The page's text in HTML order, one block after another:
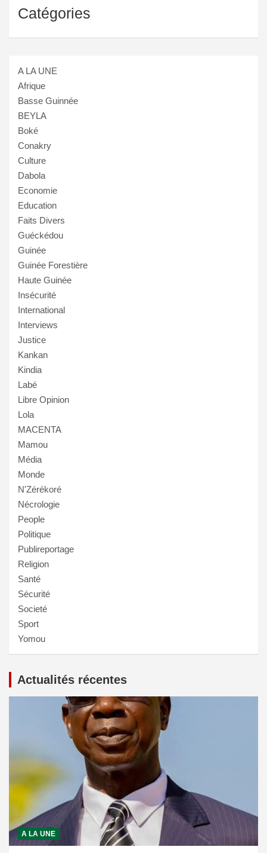
Catégories
A LA UNE
Afrique
Basse Guinnée
BEYLA
Boké
Conakry
Culture
Dabola
Economie
Education
Faits Divers
Guéckédou
Guinée
Guinée Forestière
Haute Guinée
Insécurité
International
Interviews
Justice
Kankan
Kindia
Labé
Libre Opinion
Lola
MACENTA
Mamou
Média
Monde
N'Zérékoré
Nécrologie
People
Politique
Publireportage
Religion
Santé
Sécurité
Societé
Sport
Yomou
Actualités récentes
A LA UNE